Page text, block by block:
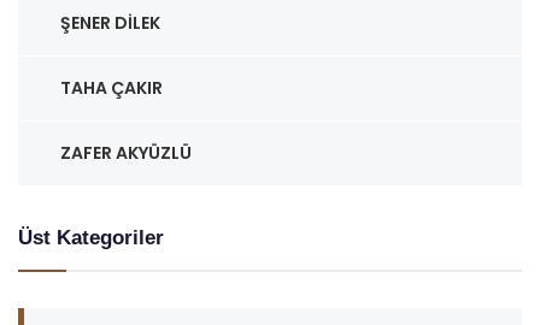
ŞENER DILEK
TAHA ÇAKIR
ZAFER AKYÜZLÜ
Üst Kategoriler